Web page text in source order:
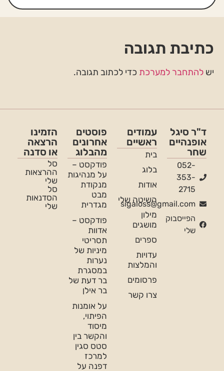
כתיבת תגובה
יש להתחבר למערכת כדי לכתוב תגובה.
ד"ר סיגל
אופנהיים
שחר
052-
353-
2715
sigaloss@gmail.com
הפייסבוק
שלי
עמודים
ראשיים
בית
בלוג
אודות
השיטה שלי
מילון
מושגים
ספרים
עדויות
והמלצות
פרסומים
צרו קשר
פוסטים
אחרונים
מהבלוג
פודקסט –
על מנהיגות
מנקודת
מבט
מגדרית
פודקסט –
אדוות
תסריטי
מיניות של
נערות
במסגרת
בר דעת של
בר אילן
על אומנות
הפיתוי,
מיסוד
והקשר בין
סטס סגין
למרכז
דפנה על
הזמינו
הרצאה
או סדנה
סל
ההרצאות
שלי
סל
הסדנאות
שלי